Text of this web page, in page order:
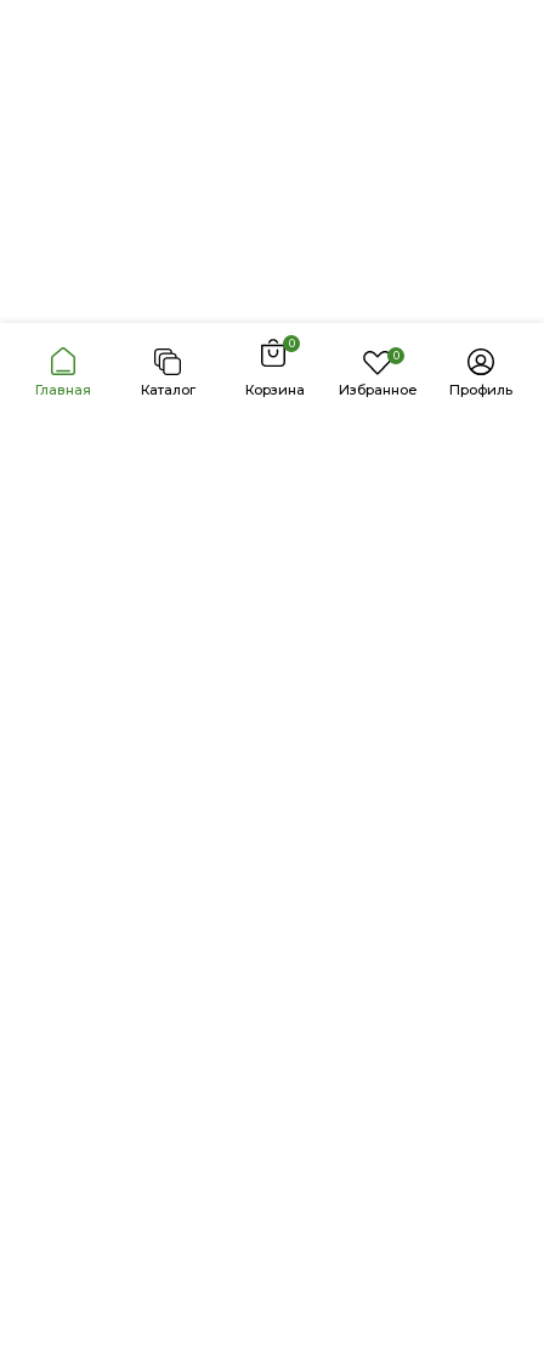
Главная Каталог
0
Корзина
0
Избранное Профиль